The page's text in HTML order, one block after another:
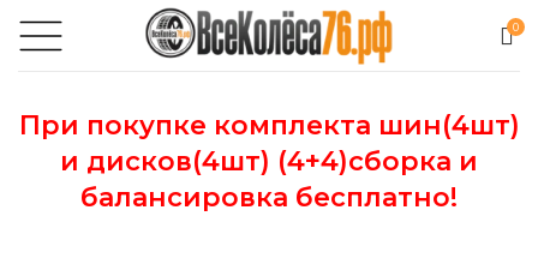
0
При покупке комплекта шин(4шт)
и дисков(4шт) (4+4)сборка и
балансировка бесплатно!